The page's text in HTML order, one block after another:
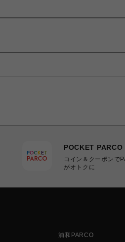
POCKET PARCO
コイン＆クーポンで
がオトクに
浦和PARCO